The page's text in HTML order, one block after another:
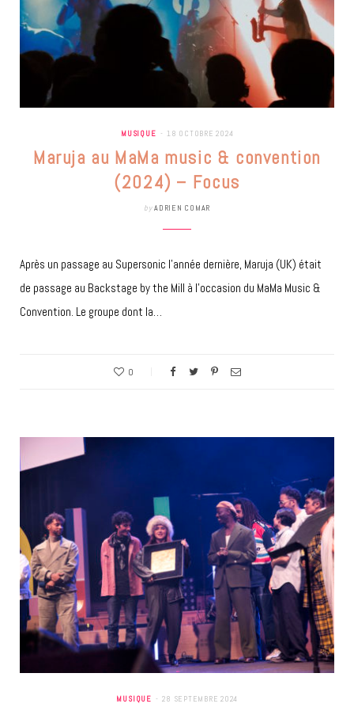
MUSIQUE 18 OCTOBRE 2024
Maruja au MaMa music & convention
(2024) – Focus
by ADRIEN COMAR
Après un passage au Supersonic l’année dernière, Maruja (UK) était
de passage au Backstage by the Mill à l’occasion du MaMa Music &
Convention. Le groupe dont la…
0
MUSIQUE 28 SEPTEMBRE 2024